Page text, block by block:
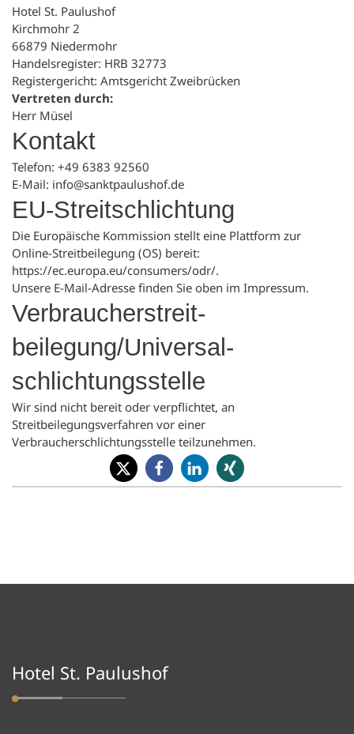
Hotel St. Paulushof
Kirchmohr 2
66879 Niedermohr
Handelsregister: HRB 32773
Registergericht: Amtsgericht Zweibrücken
Vertreten durch:
Herr Müsel
Kontakt
Telefon: +49 6383 92560
E-Mail: info@sanktpaulushof.de
EU-Streitschlichtung
Die Europäische Kommission stellt eine Plattform zur
Online-Streitbeilegung (OS) bereit:
https://ec.europa.eu/consumers/odr/.
Unsere E-Mail-Adresse finden Sie oben im Impressum.
Verbraucher­streit­
beilegung/Universal­
schlichtungs­stelle
Wir sind nicht bereit oder verpflichtet, an
Streitbeilegungsverfahren vor einer
Verbraucherschlichtungsstelle teilzunehmen.
Hotel St. Paulushof